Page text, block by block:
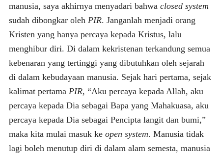
manusia, saya akhirnya menyadari bahwa closed system
sudah dibongkar oleh PIR. Janganlah menjadi orang
Kristen yang hanya percaya kepada Kristus, lalu
menghibur diri. Di dalam kekristenan terkandung semua
kebenaran yang tertinggi yang dibutuhkan oleh sejarah
di dalam kebudayaan manusia. Sejak hari pertama, sejak
kalimat pertama PIR, “Aku percaya kepada Allah, aku
percaya kepada Dia sebagai Bapa yang Mahakuasa, aku
percaya kepada Dia sebagai Pencipta langit dan bumi,”
maka kita mulai masuk ke open system. Manusia tidak
lagi boleh menutup diri di dalam alam semesta, manusia